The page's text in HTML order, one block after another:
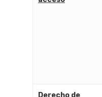
Derecho de